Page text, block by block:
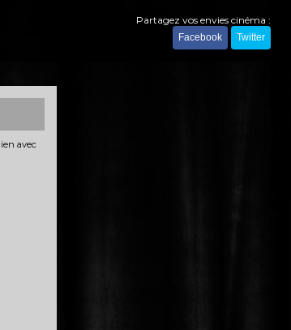
Partagez vos envies cinéma :
Facebook Twitter
avec